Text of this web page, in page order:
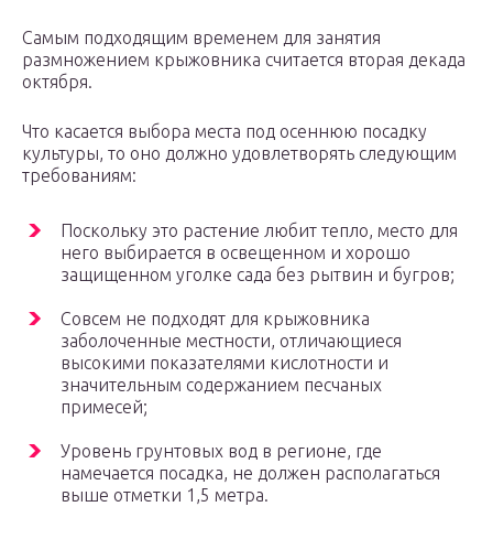
Самым подходящим временем для занятия
размножением крыжовника считается вторая декада
октября.
Что касается выбора места под осеннюю посадку
культуры, то оно должно удовлетворять следующим
требованиям:
Поскольку это растение любит тепло, место для
него выбирается в освещенном и хорошо
защищенном уголке сада без рытвин и бугров;
Совсем не подходят для крыжовникa
заболоченные местности, отличающиеся
высокими показателями кислотности и
значительным содержанием песчаных
примесей;
Уровень грунтовых вод в регионе, где
намечается посадка, не должен располагаться
выше отметки 1,5 метра.